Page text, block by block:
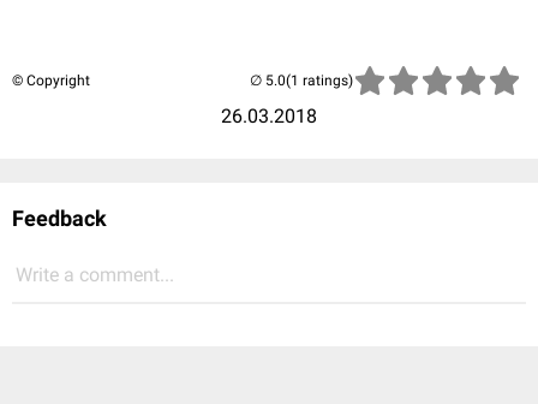
© Copyright
26.03.2018
(1 ratings)
Feedback
Write a comment...